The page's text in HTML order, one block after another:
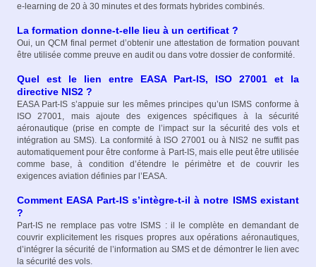
e‑learning de 20 à 30 minutes et des formats hybrides combinés.​
La formation donne‑t‑elle lieu à un certificat ?
Oui, un QCM final permet d’obtenir une attestation de formation pouvant
être utilisée comme preuve en audit ou dans votre dossier de conformité.​
Quel est le lien entre EASA Part‑IS, ISO 27001 et la
directive NIS2 ?
EASA Part‑IS s’appuie sur les mêmes principes qu’un ISMS conforme à
ISO 27001, mais ajoute des exigences spécifiques à la sécurité
aéronautique (prise en compte de l’impact sur la sécurité des vols et
intégration au SMS). La conformité à ISO 27001 ou à NIS2 ne suffit pas
automatiquement pour être conforme à Part‑IS, mais elle peut être utilisée
comme base, à condition d’étendre le périmètre et de couvrir les
exigences aviation définies par l’EASA.
Comment EASA Part‑IS s’intègre‑t‑il à notre ISMS existant
?
Part‑IS ne remplace pas votre ISMS : il le complète en demandant de
couvrir explicitement les risques propres aux opérations aéronautiques,
d’intégrer la sécurité de l’information au SMS et de démontrer le lien avec
la sécurité des vols.